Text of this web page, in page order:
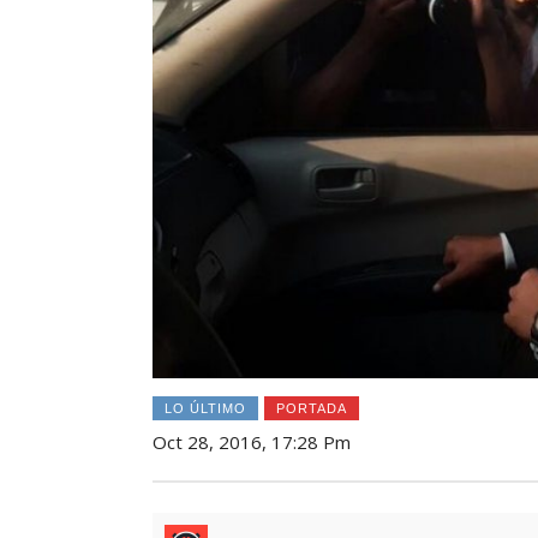
LO ÚLTIMO PORTADA
Oct 28, 2016, 17:28 Pm